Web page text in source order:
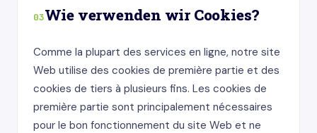
03Wie verwenden wir Cookies?
Comme la plupart des services en ligne, notre site
Web utilise des cookies de première partie et des
cookies de tiers à plusieurs fins. Les cookies de
première partie sont principalement nécessaires
pour le bon fonctionnement du site Web et ne